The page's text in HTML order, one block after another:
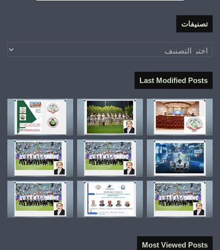
تصنيفات
تصنيفات
Last Modified Posts
Most Viewed Posts